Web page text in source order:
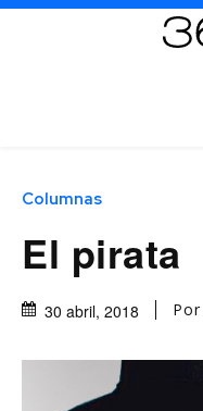
Columnas
El pirata
30 abril, 2018 Por